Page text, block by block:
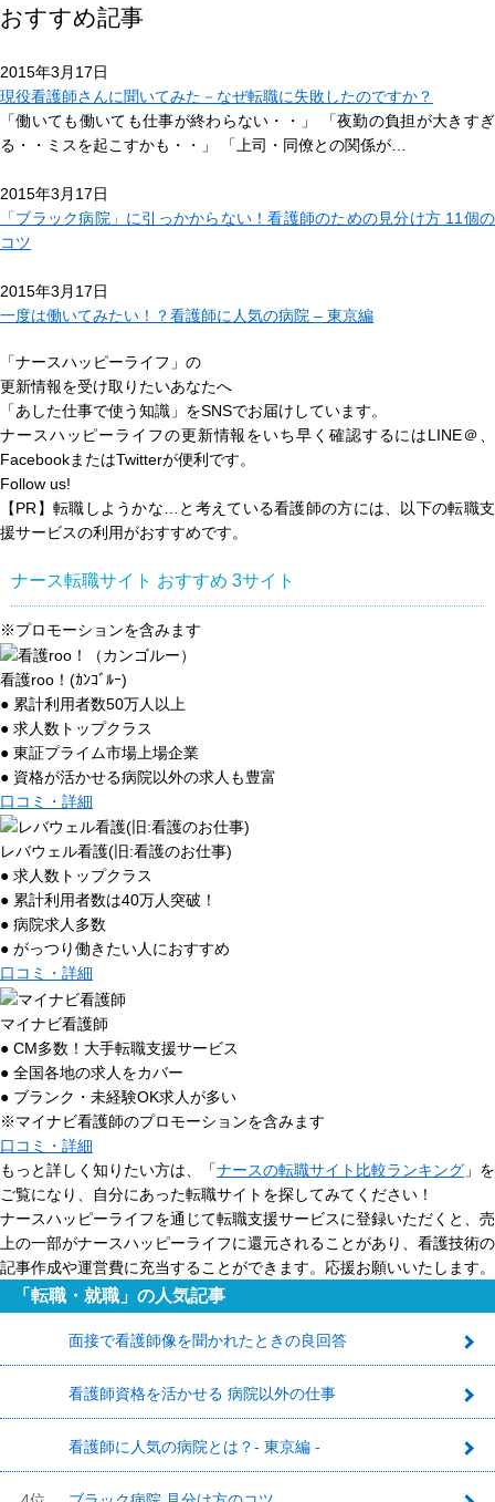
おすすめ記事
2015年3月17日
現役看護師さんに聞いてみた－なぜ転職に失敗したのですか？
「働いても働いても仕事が終わらない・・」 「夜勤の負担が大きすぎ
る・・ミスを起こすかも・・」 「上司・同僚との関係が…
2015年3月17日
「ブラック病院」に引っかからない！看護師のための見分け方 11個の
コツ
2015年3月17日
一度は働いてみたい！？看護師に人気の病院 – 東京編
「ナースハッピーライフ」の
更新情報を受け取りたいあなたへ
「あした仕事で使う知識」 をSNSでお届けしています。
ナースハッピーライフの更新情報をいち早く確認するにはLINE＠、
FacebookまたはTwitterが便利です。
Follow us!
【PR】転職しようかな…と考えている看護師の方には、以下の転職支
援サービスの利用がおすすめです。
ナース転職サイト おすすめ 3サイト
※プロモーションを含みます
看護roo！(ｶﾝｺﾞﾙｰ)
● 累計利用者数50万人以上
● 求人数トップクラス
● 東証プライム市場上場企業
● 資格が活かせる病院以外の求人も豊富
口コミ・詳細
レバウェル看護(旧:看護のお仕事)
● 求人数トップクラス
● 累計利用者数は40万人突破！
● 病院求人多数
● がっつり働きたい人におすすめ
口コミ・詳細
マイナビ看護師
● CM多数！大手転職支援サービス
● 全国各地の求人をカバー
● ブランク・未経験OK求人が多い
※マイナビ看護師のプロモーションを含みます
口コミ・詳細
もっと詳しく知りたい方は、「ナースの転職サイト比較ランキング 」を
ご覧になり、自分にあった転職サイトを探してみてください！
ナースハッピーライフを通じて転職支援サービスに登録いただくと、売
上の一部がナースハッピーライフに還元されることがあり、看護技術の
記事作成や運営費に充当することができます。応援お願いいたします。
「転職・就職」の人気記事
面接で看護師像を聞かれたときの良回答
看護師資格を活かせる 病院以外の仕事
看護師に人気の病院とは？- 東京編 -